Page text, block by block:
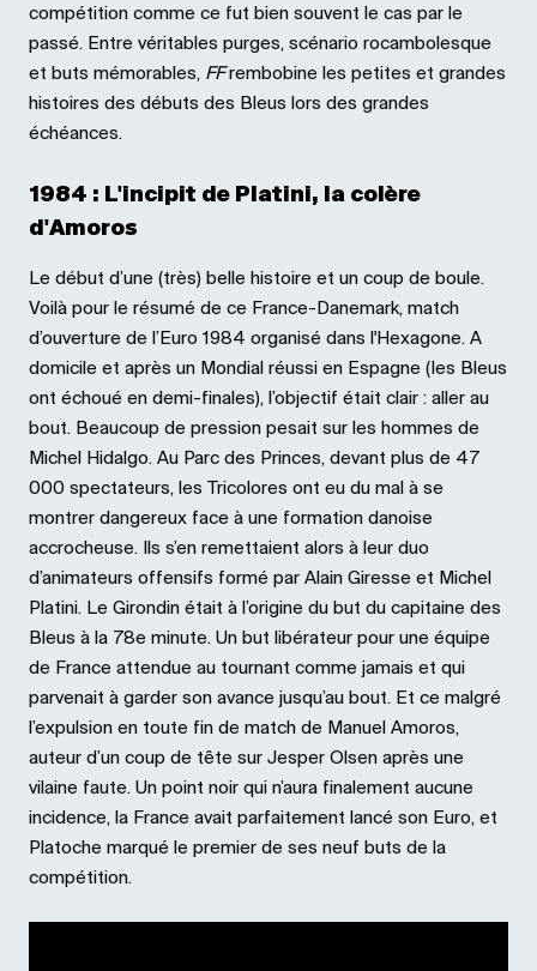
compétition comme ce fut bien souvent le cas par le
passé. Entre véritables purges, scénario rocambolesque
et buts mémorables, FFrembobine les petites et grandes
histoires des débuts des Bleus lors des grandes
échéances.
1984 : L'incipit de Platini, la colère
d'Amoros
Le début d’une (très) belle histoire et un coup de boule.
Voilà pour le résumé de ce France-Danemark, match
d’ouverture de l’Euro 1984 organisé dans l'Hexagone. A
domicile et après un Mondial réussi en Espagne (les Bleus
ont échoué en demi-finales), l’objectif était clair : aller au
bout. Beaucoup de pression pesait sur les hommes de
Michel Hidalgo. Au Parc des Princes, devant plus de 47
000 spectateurs, les Tricolores ont eu du mal à se
montrer dangereux face à une formation danoise
accrocheuse. Ils s’en remettaient alors à leur duo
d’animateurs offensifs formé par Alain Giresse et Michel
Platini. Le Girondin était à l’origine du but du capitaine des
Bleus à la 78e minute. Un but libérateur pour une équipe
de France attendue au tournant comme jamais et qui
parvenait à garder son avance jusqu’au bout. Et ce malgré
l’expulsion en toute fin de match de Manuel Amoros,
auteur d’un coup de tête sur Jesper Olsen après une
vilaine faute. Un point noir qui n’aura finalement aucune
incidence, la France avait parfaitement lancé son Euro, et
Platoche marqué le premier de ses neuf buts de la
compétition.